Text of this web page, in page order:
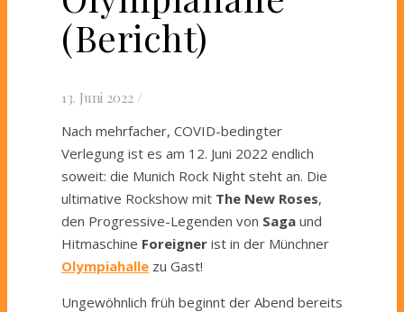
(Bericht)
13. Juni 2022 /
Nach mehrfacher, COVID-bedingter
Verlegung ist es am 12. Juni 2022 endlich
soweit: die Munich Rock Night steht an. Die
ultimative Rockshow mit The New Roses,
den Progressive-Legenden von Saga und
Hitmaschine Foreigner ist in der Münchner
Olympiahalle zu Gast!
Ungewöhnlich früh beginnt der Abend bereits